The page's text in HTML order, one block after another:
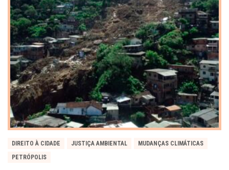
DIREITO À CIDADE JUSTIÇA AMBIENTAL
MUDANÇAS CLIMÁTICAS
PETRÓPOLIS